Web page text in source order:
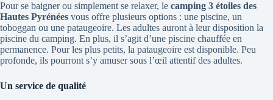
Pour se baigner ou simplement se relaxer, le camping 3 étoiles des
Hautes Pyrénées vous offre plusieurs options : une piscine, un
toboggan ou une pataugeoire. Les adultes auront à leur disposition la
piscine du camping. En plus, il s’agit d’une piscine chauffée en
permanence. Pour les plus petits, la pataugeoire est disponible. Peu
profonde, ils pourront s’y amuser sous l’œil attentif des adultes.
Un service de qualité